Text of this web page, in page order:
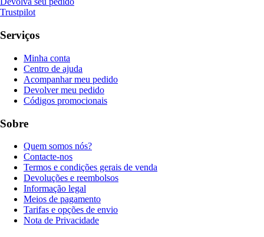
Trustpilot
Serviços
Minha conta
Centro de ajuda
Acompanhar meu pedido
Devolver meu pedido
Códigos promocionais
Sobre
Quem somos nós?
Contacte-nos
Termos e condições gerais de venda
Devoluções e reembolsos
Informação legal
Meios de pagamento
Tarifas e opções de envio
Nota de Privacidade